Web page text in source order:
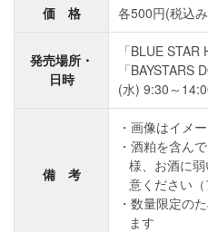
価 格 各500円(税込
発売場所・
日時
「BLUE STAR
「BAYSTARS
(水) 9:30～
備 考
画像はイメ
酒粕を含ん
様、お酒に
意ください（
数量限定の
ます